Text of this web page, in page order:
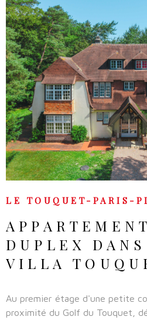
LE TOUQUET-PARIS-
DUPLEX
VILLA
Au premier étage d'une petite
proximité du Golf du Touquet,
VOIR LE